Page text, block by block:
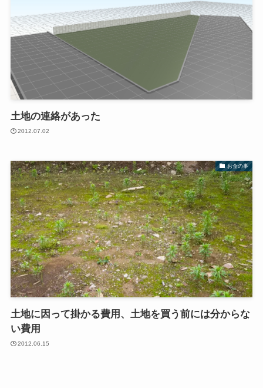
土地の連絡があった
2012.07.02
お金の事
土地に因って掛かる費用、土地を買う前には分からな
い費用
2012.06.15